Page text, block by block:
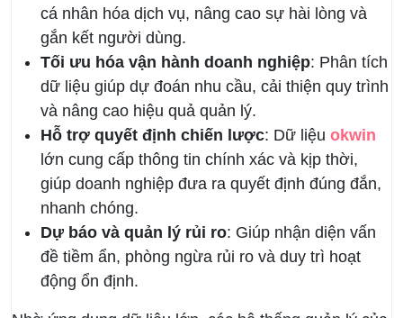
cá nhân hóa dịch vụ, nâng cao sự hài lòng và
gắn kết người dùng.
Tối ưu hóa vận hành doanh nghiệp: Phân tích
dữ liệu giúp dự đoán nhu cầu, cải thiện quy trình
và nâng cao hiệu quả quản lý.
Hỗ trợ quyết định chiến lược: Dữ liệu okwin
lớn cung cấp thông tin chính xác và kịp thời,
giúp doanh nghiệp đưa ra quyết định đúng đắn,
nhanh chóng.
Dự báo và quản lý rủi ro: Giúp nhận diện vấn
đề tiềm ẩn, phòng ngừa rủi ro và duy trì hoạt
động ổn định.